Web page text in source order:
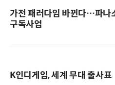
가전 패러다임 바뀐다…파나
구독사업
K인디게임, 세계 무대 출사표